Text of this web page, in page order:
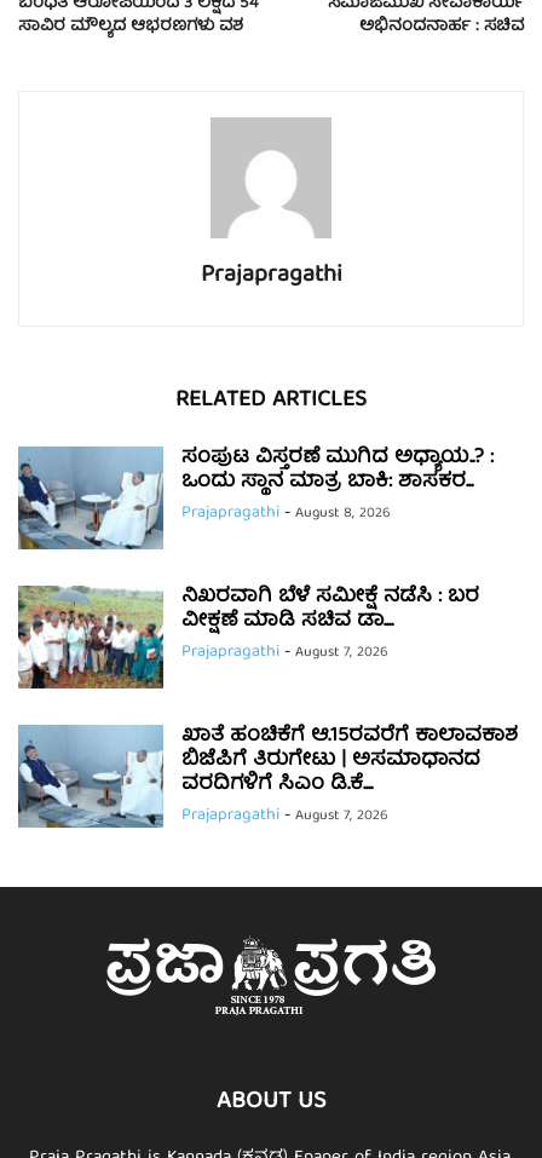
ಸಾವಿರ ಮೌಲ್ಯದ ಆಭರಣಗಳು ವಶ ಅಭಿನಂದನಾರ್ಹ : ಸಚಿವ
Prajapragathi
RELATED ARTICLES
ಸಂಪುಟ ವಿಸ್ತರಣೆ ಮುಗಿದ ಅಧ್ಯಾಯ..? :
ಒಂದು ಸ್ಥಾನ ಮಾತ್ರ ಬಾಕಿ: ಶಾಸಕರ...
Prajapragathi-August 8, 2026
ನಿಖರವಾಗಿ ಬೆಳೆ ಸಮೀಕ್ಷೆ ನಡೆಸಿ : ಬರ
ವೀಕ್ಷಣೆ ಮಾಡಿ ಸಚಿವ ಡಾ....
Prajapragathi-August 7, 2026
ಖಾತೆ ಹಂಚಿಕೆಗೆ ಆ.15ರವರೆಗೆ ಕಾಲಾವಕಾಶ
ಬಿಜೆಪಿಗೆ ತಿರುಗೇಟು | ಅಸಮಾಧಾನದ
ವರದಿಗಳಿಗೆ ಸಿಎಂ ಡಿ.ಕೆ....
Prajapragathi-August 7, 2026
ABOUT US